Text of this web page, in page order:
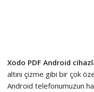
Xodo PDF Android
altını çizme gibi bir çok
Android telefonumuzun